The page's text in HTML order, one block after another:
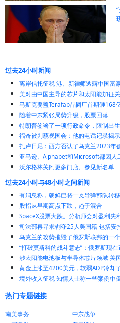
过去24小时新闻
离岸信托征税 港、新律师透露中国富
美对由中国主导的芯片和太阳能加征
马斯克要盖Terafab晶圆厂首期砸168
随着中东紧张局势升级，股票回落
特朗普签署了一项行政命令，限制出
福奇被判藐视国会：他的电话记录揭
扎卢日尼：西方否认了乌克兰2023年
亚马逊、Alphabet和Microsoft都因人
沃尔格林关闭更多门店。参见新名单
过去24小时与48小时之间新闻
有消息称，朝鲜已将一支导弹部队转移
股指从早期高点下跌，趋于混合
SpaceX股票大跌。分析师会对盈利失
司法部再寻求剥夺25人美国籍 包括安
乌克兰的攻势摧毁了俄罗斯联邦的一
“打破莫斯科的战斗意志”：俄罗斯现
涉太阳能电池板与半导体芯片领域 美
黄金上涨至4200美元，软弱ADP冷
境外收入征税 知情人士称一些案例中
热门专题链接
南美事务 中东战争